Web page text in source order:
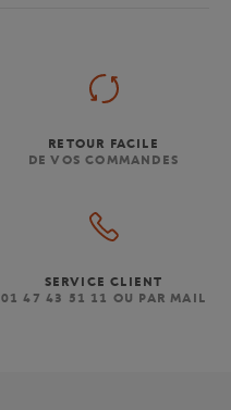
RETOUR FACILE
DE VOS COMMANDES
SERVICE CLIENT
01 47 43 51 11 OU PAR MAIL